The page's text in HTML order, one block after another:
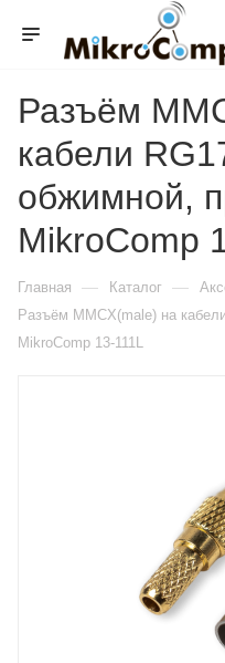
Разъём
кабели
обжимной,
MikroComp
Главная — Каталог —
Разъём MMCX(male) на
MikroComp 13-111L